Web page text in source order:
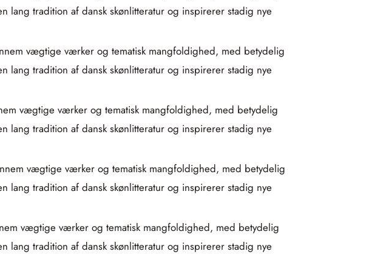
tradition af dansk skønlitteratur og inspirerer stadig nye
vægtige værker og tematisk mangfoldighed, med betydelig
tradition af dansk skønlitteratur og inspirerer stadig nye
vægtige værker og tematisk mangfoldighed, med betydelig
tradition af dansk skønlitteratur og inspirerer stadig nye
vægtige værker og tematisk mangfoldighed, med betydelig
tradition af dansk skønlitteratur og inspirerer stadig nye
vægtige værker og tematisk mangfoldighed, med betydelig
tradition af dansk skønlitteratur og inspirerer stadig nye